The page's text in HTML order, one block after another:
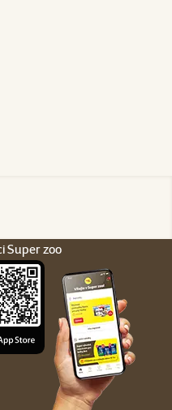
Super zoo